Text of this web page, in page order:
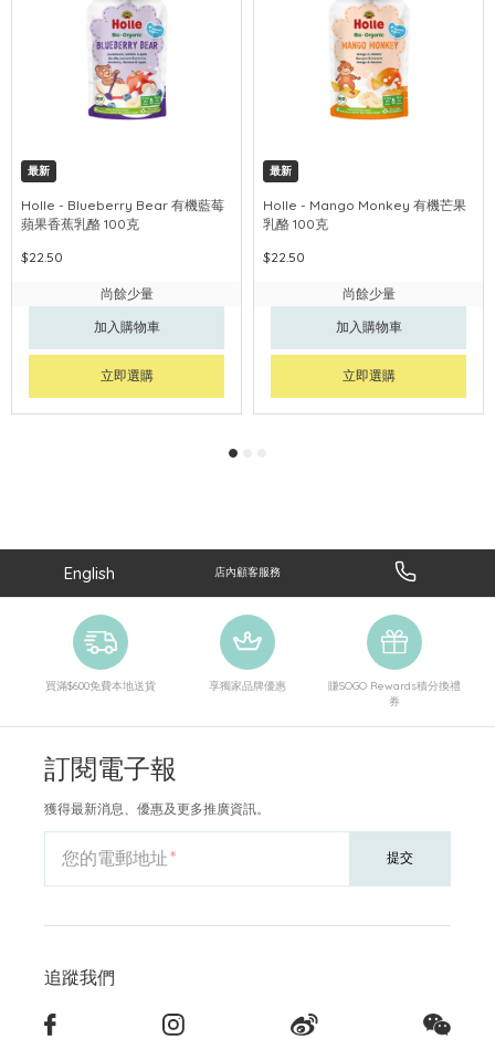
最新
Holle - Blueberry Bear 有機藍莓
蘋果香蕉乳酪 100克
$22.50
尚餘少量
加入購物車
立即選購
最新
Holle - Mango Monkey 有機芒果
乳酪 100克
$22.50
尚餘少量
加入購物車
立即選購
English 店內顧客服務
買滿$600免費本地送貨 享獨家品牌優惠
賺SOGO Rewards積分換禮
券
訂閱電子報
獲得最新消息、優惠及更多推廣資訊。
您的電郵地址 提交
追蹤我們